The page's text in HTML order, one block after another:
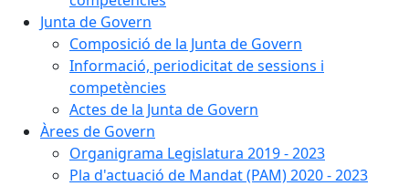
Junta de Govern
Composició de la Junta de Govern
Informació, periodicitat de sessions i
competències
Actes de la Junta de Govern
Àrees de Govern
Organigrama Legislatura 2019 - 2023
Pla d'actuació de Mandat (PAM) 2020 - 2023